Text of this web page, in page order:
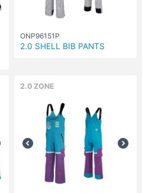
ONP96151P
2.0 SHELL BIB PANTS
2.0 ZONE